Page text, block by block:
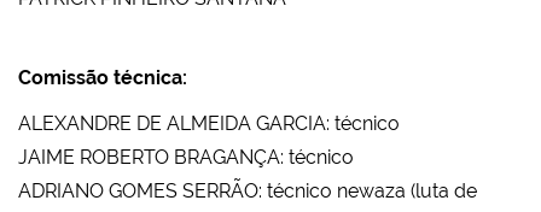
Comissão técnica:
ALEXANDRE DE ALMEIDA GARCIA: técnico
JAIME ROBERTO BRAGANÇA: técnico
ADRIANO GOMES SERRÃO: técnico newaza (luta de